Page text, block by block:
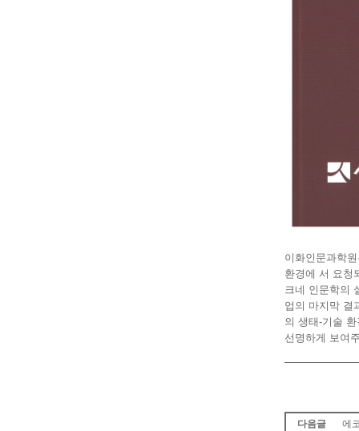
이화인문과학
환경에 서 요청
크네 인문학의
업의 마지막 결
의 생태-기술
선명하게 보여
다음글
에